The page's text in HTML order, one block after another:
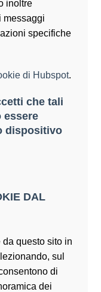
inoltre
messaggi
specifiche
di Hubspot.
che tali
essere
dispositivo
DAL
questo sito in
sul
di
dei